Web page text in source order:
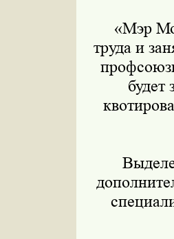
«Мэр
труда и
будет